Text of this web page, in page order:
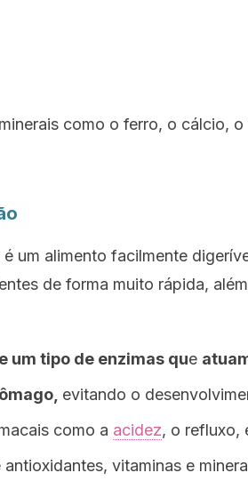
como o ferro, o cálcio,
um alimento facilmente
de forma muito rápida,
um tipo de enzimas que
evitando o
como a acidez, o refluxo,
antioxidantes, vitaminas e